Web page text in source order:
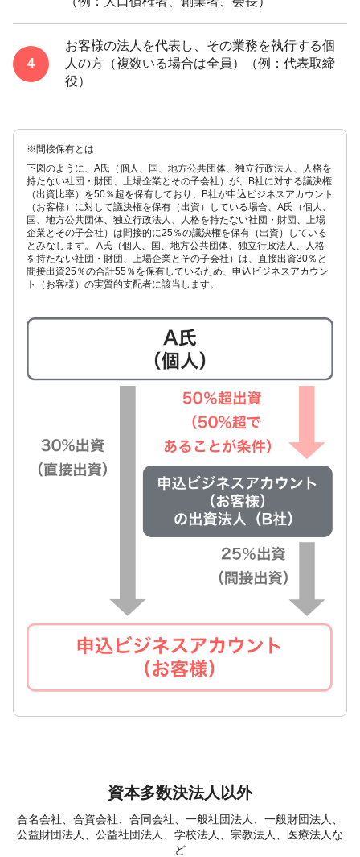
お客様の法人を代表し、その業務を執行する個
人の方（複数いる場合は全員）（例：代表取締
役）
※間接保有とは
下図のように、A氏（個人、国、地方公共団体、独立行政法人、人格を
持たない社団・財団、上場企業とその子会社）が、B社に対する議決権
（出資比率）を50％超を保有しており、B社が申込ビジネスアカウント
（お客様）に対して議決権を保有（出資）している場合、A氏（個人、
国、地方公共団体、独立行政法人、人格を持たない社団・財団、上場
企業とその子会社）は間接的に25％の議決権を保有（出資）している
とみなします。 A氏（個人、国、地方公共団体、独立行政法人、人格
を持たない社団・財団、上場企業とその子会社）は、直接出資30％と
間接出資25％の合計55％を保有しているため、申込ビジネスアカウン
ト（お客様）の実質的支配者に該当します。
資本多数決法人以外
合名会社、合資会社、合同会社、一般社団法人、一般財団法人、
公益財団法人、公益社団法人、学校法人、宗教法人、医療法人な
ど